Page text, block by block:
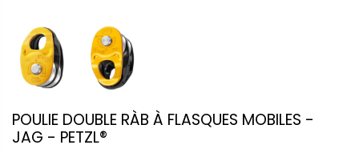
POULIE DOUBLE RÀB À FLASQUES MOBILES -
JAG - PETZL®